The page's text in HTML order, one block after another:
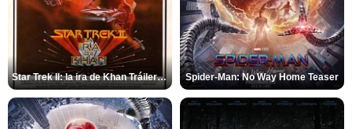
Star Trek II: la ira de Khan Tráiler VO Spider-Man: No Way Home Teaser